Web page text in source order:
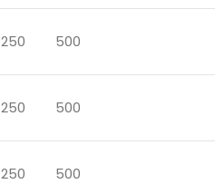
500
500
500